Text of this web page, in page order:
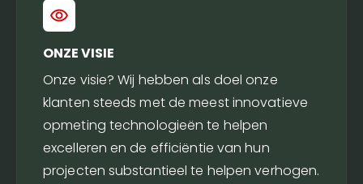
ONZE VISIE
Onze visie? Wij hebben als doel onze
klanten steeds met de meest innovatieve
opmeting technologieën te helpen
excelleren en de efficiëntie van hun
projecten substantieel te helpen verhogen.